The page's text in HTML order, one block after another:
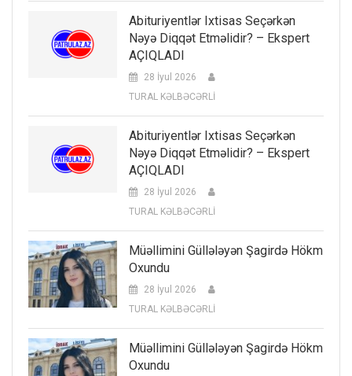
Abituriyentlər Ixtisas Seçərkən
Nəyə Diqqət Etməlidir? – Ekspert
AÇIQLADI
28 İyul 2026
TURAL KƏLBƏCƏRLİ
Abituriyentlər Ixtisas Seçərkən
Nəyə Diqqət Etməlidir? – Ekspert
AÇIQLADI
28 İyul 2026
TURAL KƏLBƏCƏRLİ
Müəllimini Güllələyən Şagirdə Hökm
Oxundu
28 İyul 2026
TURAL KƏLBƏCƏRLİ
Müəllimini Güllələyən Şagirdə Hökm
Oxundu